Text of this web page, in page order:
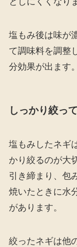
塩もみ後は味が
て調味料を調整
分効果が出ます。
しっかり絞っ
塩もみしたネギ
かり絞るのが大
引き締まり、包
焼いたときに水
があります。
絞ったネギは他